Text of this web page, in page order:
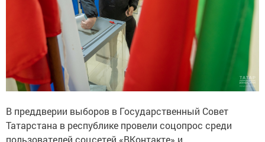
В преддверии выборов в Государственный Совет
Татарстана в республике провели соцопрос среди
пользователей соцсетей «ВКонтакте» и